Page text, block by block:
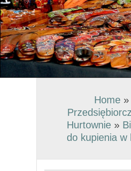
Home »
Hurtownie »
do kupienia w